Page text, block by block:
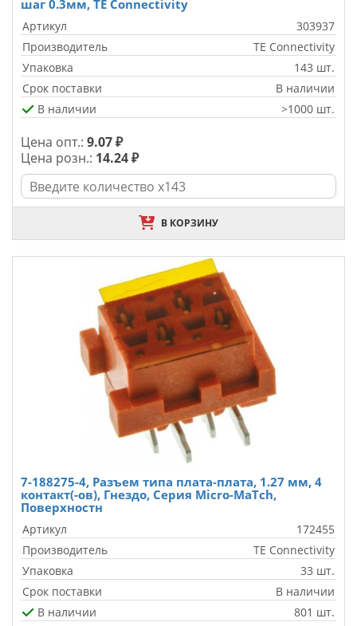
шаг 0.3мм, TE Connectivity
Артикул
303937
Производитель
TE Connectivity
Упаковка
143 шт.
Срок поставки
В наличии
В наличии
>1000 шт.
Цена опт.: 9.07 ₽
Цена розн.: 14.24 ₽
В КОРЗИНУ
7-188275-4, Разъем типа плата-плата, 1.27 мм, 4
контакт(-ов), Гнездо, Серия Micro-MaTch,
Поверхностн
Артикул
172455
Производитель
TE Connectivity
Упаковка
33 шт.
Срок поставки
В наличии
В наличии
801 шт.